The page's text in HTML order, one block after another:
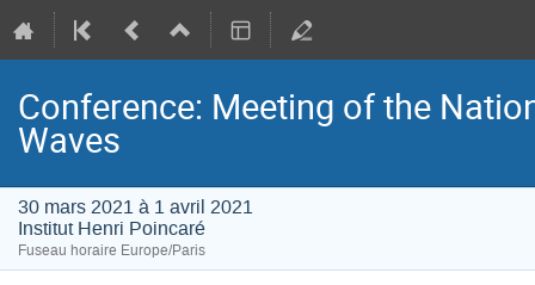
Conference: Meeting of the
Waves
30 mars 2021 à 1 avril 2021
Institut Henri Poincaré
Fuseau horaire Europe/Paris